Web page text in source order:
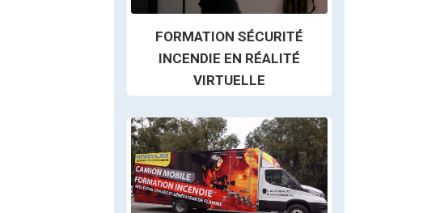
FORMATION SÉCURITÉ
INCENDIE EN RÉALITÉ
VIRTUELLE